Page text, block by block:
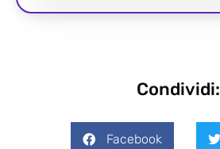
Condividi:
Facebook